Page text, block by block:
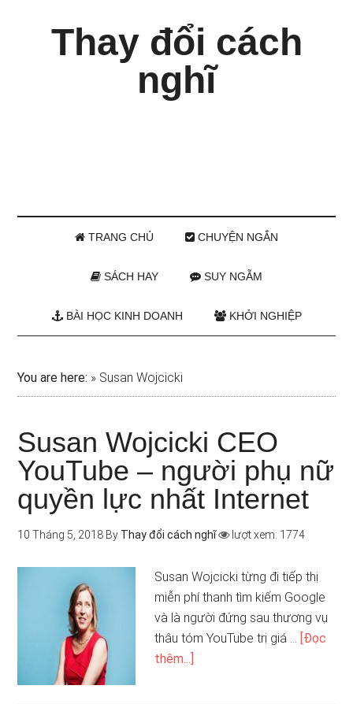
Thay đổi cách
nghĩ
TRANG CHỦ CHUYỆN NGẮN
SÁCH HAY SUY NGẪM
BÀI HỌC KINH DOANH KHỞI NGHIỆP
You are here: » Susan Wojcicki
Susan Wojcicki CEO
YouTube – người phụ nữ
quyền lực nhất Internet
10 Tháng 5, 2018 By Thay đổi cách nghĩ lượt xem: 1774
Susan Wojcicki từng đi tiếp thị
miễn phí thanh tìm kiếm Google
và là người đứng sau thương vụ
thâu tóm YouTube trị giá … [Đọc
thêm...]